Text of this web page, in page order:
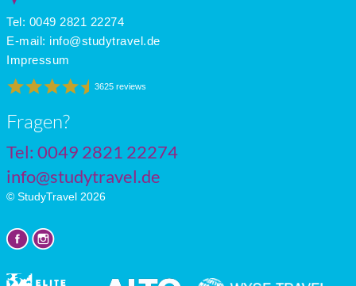
May
June
20
Tel: 0049 2821 22274
E-mail: info@studytravel.de
Impressum
3625 reviews
Fragen?
Tel: 0049 2821 22274
info@studytravel.de
© StudyTravel 2026